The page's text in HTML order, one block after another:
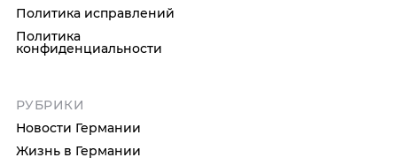
Политика исправлений
Политика
конфиденциальности
РУБРИКИ
Новости Германии
Жизнь в Германии